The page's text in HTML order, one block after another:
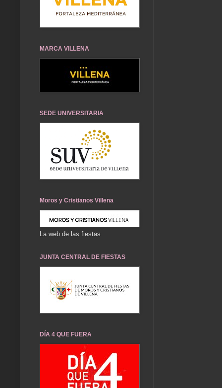
MARCA VILLENA
SEDE UNIVERSITARIA
Moros y Cristianos Villena
La web de las fiestas
JUNTA CENTRAL DE FIESTAS
DÍA 4 QUE FUERA